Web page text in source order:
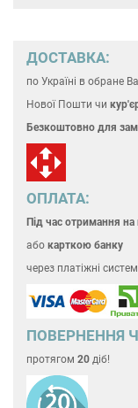
ДОСТАВКА:
по Україні в обране
Нової Пошти чи
Безкоштовно для
ОПЛАТА:
Під час отримання на
або карткою банку
через платіжні
ПОВЕРНЕННЯ
протягом 20 діб!